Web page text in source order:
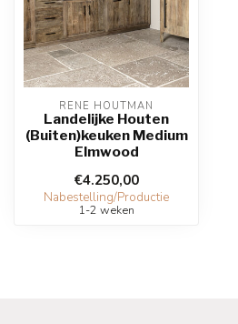
RENE HOUTMAN
Landelijke Houten
(Buiten)keuken Medium
Elmwood
€4.250,00
Nabestelling/Productie
1-2 weken